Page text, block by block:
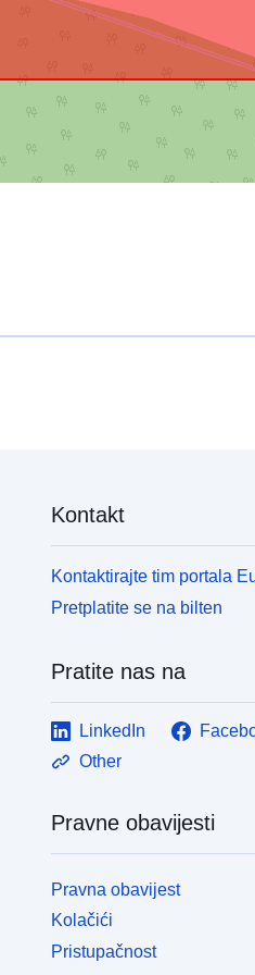
Kontakt
Kontaktirajte tim portala
Pretplatite se na bilten
Pratite nas na
LinkedIn
Other
Pravne obavijesti
Pravna obavijest
Kolačići
Pristupačnost